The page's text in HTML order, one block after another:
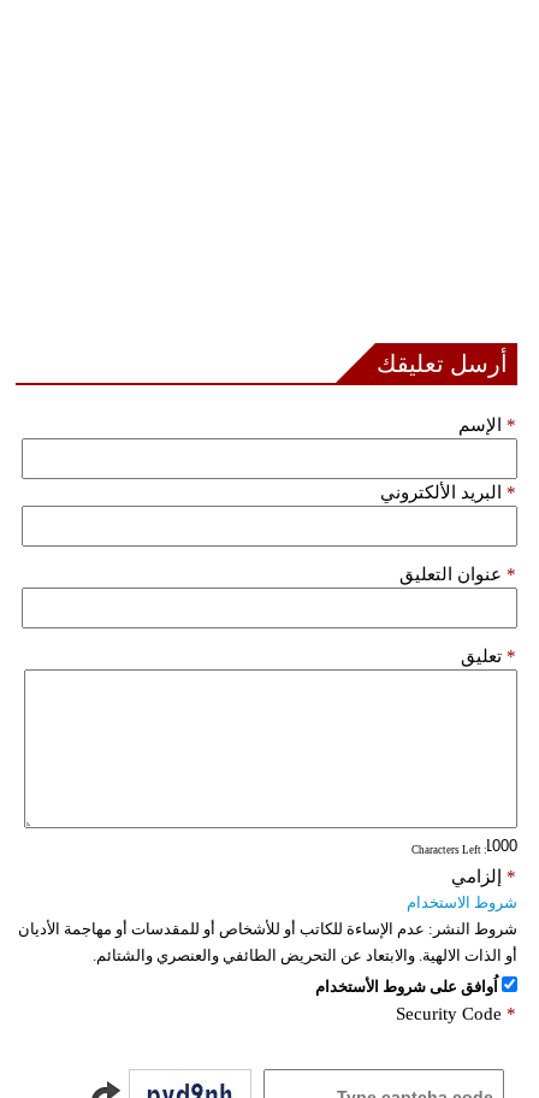
أرسل تعليقك
الإسم *
البريد الألكتروني *
عنوان التعليق *
تعليق *
: Characters Left
إلزامي *
شروط الاستخدام
شروط النشر: عدم الإساءة للكاتب أو للأشخاص أو للمقدسات أو مهاجمة الأديان
أو الذات الالهية. والابتعاد عن التحريض الطائفي والعنصري والشتائم.
اُوافق على شروط الأستخدام
Security Code *